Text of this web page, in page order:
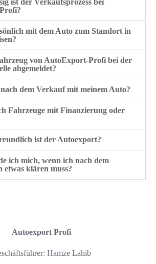
ist der Verkaufsprozess bei
mit dem Auto zum Standort in
von AutoExport‑Profi bei der
abgemeldet?
dem Verkauf mit meinem Auto?
Fahrzeuge mit Finanzierung oder
ist der Autoexport?
ich mich, wenn ich nach dem
etwas klären muss?
Autoexport Profi
Hamze Lahib